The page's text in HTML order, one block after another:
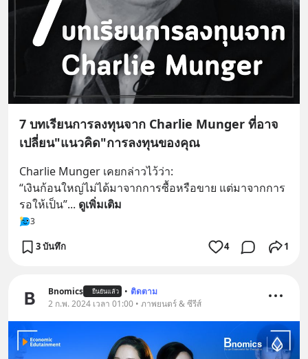
7 บทเรียนการลงทุนจาก Charlie Munger ที่อาจ
เปลี่ยน"แนวคิด"การลงทุนของคุณ
Charlie Munger เคยกล่าวไว้ว่า:
“เงินก้อนใหญ่ไม่ได้มาจากการซื้อหรือขาย แต่มาจากการ
รอให้เป็น”... ดูเพิ่มเติม
3
3 บันทึก 4 1
Bnomics ยืนยันแล้ว • ติดตาม
2 ก.พ. 2024 เวลา 01:00 • ภาพยนตร์ & ซีรีส์